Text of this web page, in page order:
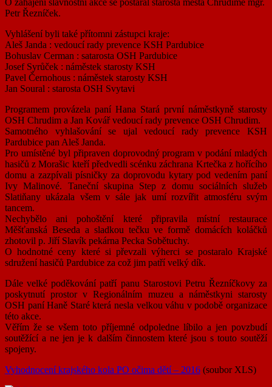
O zahájení slavnostní akce se postaral starosta města Chrudimě mgr.
Petr Řezníček.
Vyhlášení byli také přítomni zástupci kraje:
Aleš Janda : vedoucí rady prevence KSH Pardubice
Bohuslav Cerman : satarosta OSH Pardubice
Josef Syrůček : náměstek starosty KSH
Pavel Černohous : náměstek starosty KSH
Jan Soural : starosta OSH Svytavi
Programem provázela paní Hana Stará první náměstkyně starosty
OSH Chrudim a Jan Kovář vedoucí rady prevence OSH Chrudim.
Samotného vyhlašování se ujal vedoucí rady prevence KSH
Pardubice pan Aleš Janda.
Pro umístěné byl připraven doprovodný program v podání mladých
hasičů z Morašic kteří předvedli scénku záchrana Krtečka z hořícího
domu a zazpívali písničky za doprovodu kytary pod vedením paní
Ivy Malinové. Taneční skupina Step z domu sociálních služeb
Slatiňany ukázala všem v sále jak umí rozvířit atmosféru svým
tancem.
Nechybělo ani pohoštění které připravila místní restaurace
Měšťanská Beseda a sladkou tečku ve formě domácích koláčků
zhotovil p. Jiří Slavík pekárna Pecka Sobětuchy.
O hodnotné ceny které si převzali výherci se postaralo Krajské
sdružení hasičů Pardubice za což jim patří velký dík.
Dále velké poděkování patří panu Starostovi Petru Řezníčkovy za
poskytnutí prostor v Regionálním muzeu a náměstkyni starosty
OSH paní Haně Staré která nesla velkou váhu v podobě organizace
této akce.
Věřím že se všem toto příjemné odpoledne líbilo a jen povzbudí
soutěžící a ne jen je k dalším činnostem které jsou s touto soutěží
spojeny.
Vyhodnocení krajského kola PO očima dětí – 2016 (soubor XLS)